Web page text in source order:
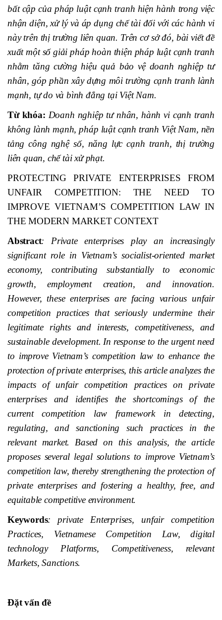
bất cập của pháp luật cạnh tranh hiện hành trong việc
nhận diện, xử lý và áp dụng chế tài đối với các hành vi
này trên thị trường liên quan. Trên cơ sở đó, bài viết đề
xuất một số giải pháp hoàn thiện pháp luật cạnh tranh
nhằm tăng cường hiệu quả bảo vệ doanh nghiệp tư
nhân, góp phần xây dựng môi trường cạnh tranh lành
mạnh, tự do và bình đẳng tại Việt Nam.
Từ khóa: Doanh nghiệp tư nhân, hành vi cạnh tranh
không lành mạnh, pháp luật cạnh tranh Việt Nam, nền
tảng công nghệ số, năng lực cạnh tranh, thị trường
liên quan, chế tài xử phạt.
PROTECTING PRIVATE ENTERPRISES FROM
UNFAIR COMPETITION: THE NEED TO
IMPROVE VIETNAM’S COMPETITION LAW IN
THE MODERN MARKET CONTEXT
Abstract: Private enterprises play an increasingly
significant role in Vietnam’s socialist-oriented market
economy, contributing substantially to economic
growth, employment creation, and innovation.
However, these enterprises are facing various unfair
competition practices that seriously undermine their
legitimate rights and interests, competitiveness, and
sustainable development. In response to the urgent need
to improve Vietnam’s competition law to enhance the
protection of private enterprises, this article analyzes the
impacts of unfair competition practices on private
enterprises and identifies the shortcomings of the
current competition law framework in detecting,
regulating, and sanctioning such practices in the
relevant market. Based on this analysis, the article
proposes several legal solutions to improve Vietnam’s
competition law, thereby strengthening the protection of
private enterprises and fostering a healthy, free, and
equitable competitive environment.
Keywords: private Enterprises, unfair competition
Practices, Vietnamese Competition Law, digital
technology Platforms, Competitiveness, relevant
Markets, Sanctions.
Đặt vấn đề